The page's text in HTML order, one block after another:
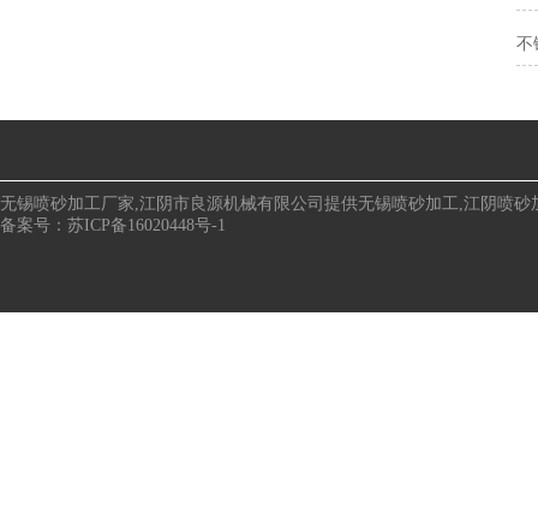
不
无锡喷砂加工厂家,江阴市良源机械有限公司提供无锡喷砂加工,江阴喷砂
备案号： 苏ICP备16020448号-1